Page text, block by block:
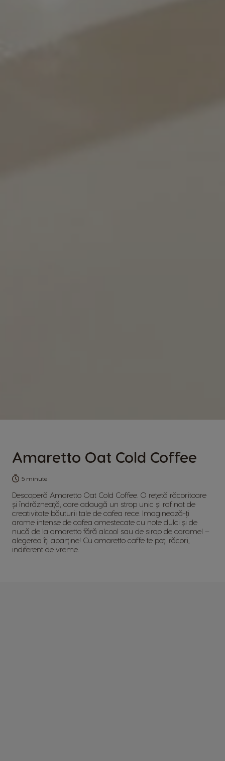
Amaretto Oat Cold Coffee
5 minute
Descoperă Amaretto Oat Cold Coffee. O rețetă răcoritoare
și îndrăzneață, care adaugă un strop unic și rafinat de
creativitate băuturii tale de cafea rece. Imaginează-ți
arome intense de cafea amestecate cu note dulci și de
nucă de la amaretto fără alcool sau de sirop de caramel –
alegerea îți aparține! Cu amaretto caffe te poți răcori,
indiferent de vreme.